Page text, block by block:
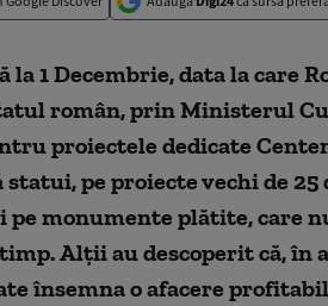
1 Decembrie, data la care
român, prin Ministerul
proiectele dedicate
pe proiecte vechi de 25
monumente plătite, care
Alţii au descoperit că, în
însemna o afacere